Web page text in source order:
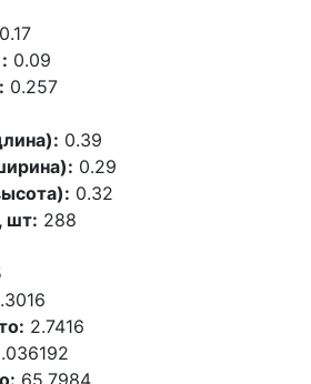
0.17
0.09
0.257
0.39
0.29
0.32
шт: 288
2.7416
65.7984